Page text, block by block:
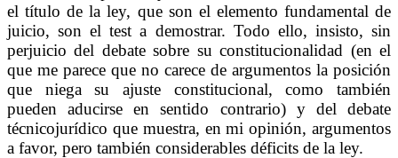
el título de la ley, que son el elemento fundamental de
juicio, son el test a demostrar. Todo ello, insisto, sin
perjuicio del debate sobre su constitucionalidad (en el
que me parece que no carece de argumentos la posición
que niega su ajuste constitucional, como también
pueden aducirse en sentido contrario) y del debate
técnicojurídico que muestra, en mi opinión, argumentos
a favor, pero también considerables déficits de la ley.